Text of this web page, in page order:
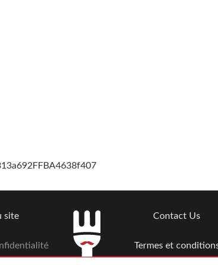
site Contact Us
Termes et